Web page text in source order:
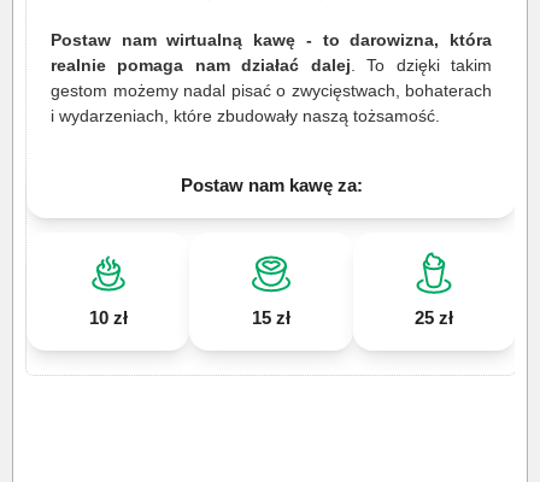
Postaw nam wirtualną kawę - to darowizna, która
realnie pomaga nam działać dalej . To dzięki takim
gestom możemy nadal pisać o zwycięstwach, bohaterach
i wydarzeniach, które zbudowały naszą tożsamość.
Postaw nam kawę za:
10 zł 15 zł 25 zł